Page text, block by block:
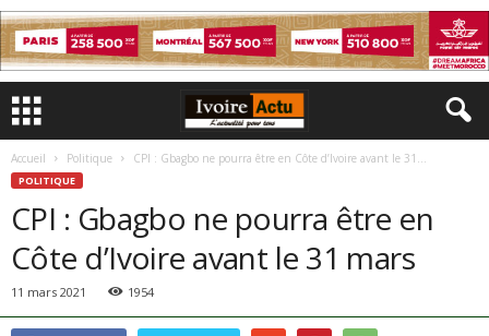
Accueil Politique CPI : Gbagbo ne pourra être en Côte d’Ivoire avant le 31...
POLITIQUE
CPI : Gbagbo ne pourra être en
Côte d’Ivoire avant le 31 mars
11 mars 2021 1954